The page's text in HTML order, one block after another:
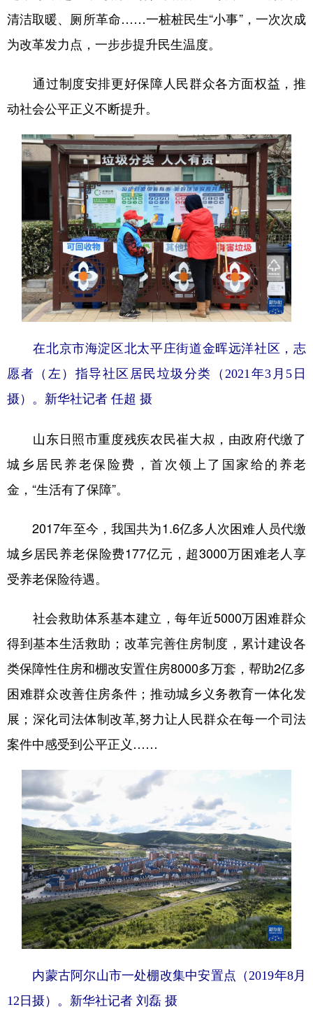
清洁取暖、厕所革命……一桩桩民生“小事”，一次次成
为改革发力点，一步步提升民生温度。
通过制度安排更好保障人民群众各方面权益，推
动社会公平正义不断提升。
在北京市海淀区北太平庄街道金晖远洋社区，志
愿者（左）指导社区居民垃圾分类（2021年3月5日
摄）。新华社记者 任超 摄
山东日照市重度残疾农民崔大叔，由政府代缴了
城乡居民养老保险费，首次领上了国家给的养老
金，“生活有了保障”。
2017年至今，我国共为1.6亿多人次困难人员代缴
城乡居民养老保险费177亿元，超3000万困难老人享
受养老保险待遇。
社会救助体系基本建立，每年近5000万困难群众
得到基本生活救助；改革完善住房制度，累计建设各
类保障性住房和棚改安置住房8000多万套，帮助2亿多
困难群众改善住房条件；推动城乡义务教育一体化发
展；深化司法体制改革,努力让人民群众在每一个司法
案件中感受到公平正义……
内蒙古阿尔山市一处棚改集中安置点（2019年8月
12日摄）。新华社记者 刘磊 摄